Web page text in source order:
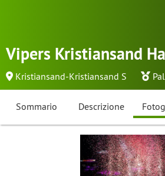
Vipers Kristiansand
Kristiansand-Kristiansand S
Sommario Descrizione